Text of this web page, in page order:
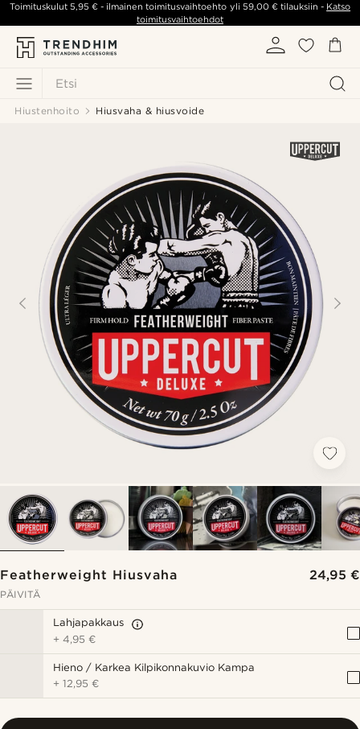
Etsi
Toimituskulut5,95 € - ilmainen toimitusvaihtoehto yli 59,00 €tilauksiin - Katso
toimitusvaihtoehdot
Hiustenhoito Hiusvaha & hiusvoide
Featherweight Hiusvaha 24,95 €
PÄIVITÄ
Lahjapakkaus
+4,95 €
Hieno / Karkea Kilpikonnakuvio Kampa
+12,95 €